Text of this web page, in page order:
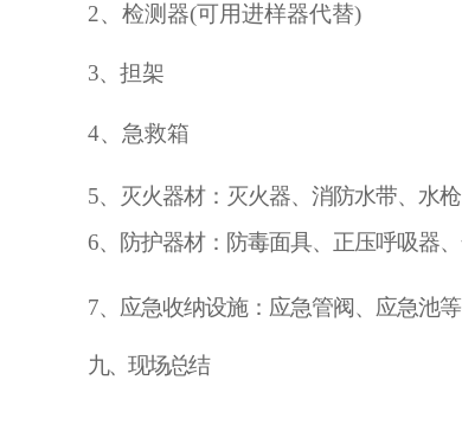
2、检测器(可用进样器代替)
3、担架
4、急救箱
5、灭火器材：灭火器、消防水带、水枪
6、防护器材：防毒面具、正压呼吸器
7、应急收纳设施：应急管阀、应急池等
九、现场总结